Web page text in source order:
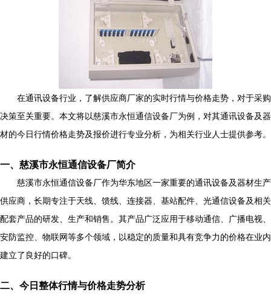
在通讯设备行业，了解供应商厂家的实时行情与价格走势，对于采购
决策至关重要。本文将以慈溪市永恒通信设备厂为例，对其通讯设备及器
材的今日行情价格走势及报价进行专业分析，为相关行业人士提供参考。
一、慈溪市永恒通信设备厂简介
慈溪市永恒通信设备厂作为华东地区一家重要的通讯设备及器材生产
供应商，长期专注于天线、馈线、连接器、基站配件、光通信设备及相关
配套产品的研发、生产和销售。其产品广泛应用于移动通信、广播电视、
安防监控、物联网等多个领域，以稳定的质量和具有竞争力的价格在业内
建立了良好的口碑。
二、今日整体行情与价格走势分析